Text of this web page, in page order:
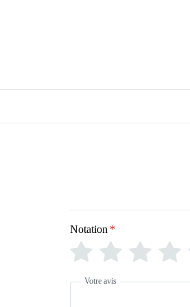
Notation *
Votre avis